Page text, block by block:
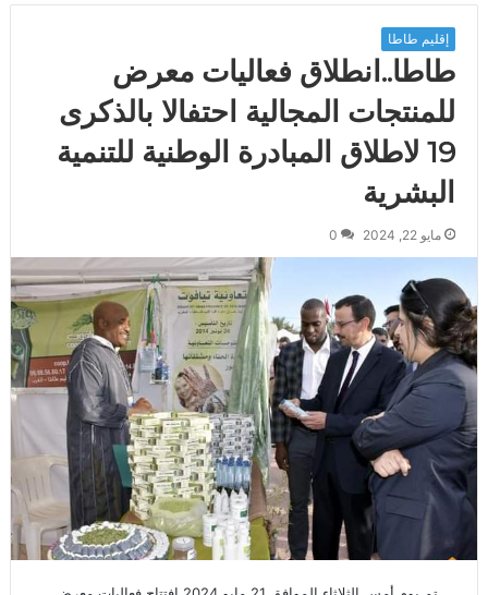
إقليم طاطا
طاطا..انطلاق فعاليات معرض
للمنتجات المجالية احتفالا بالذكرى
19 لاطلاق المبادرة الوطنية للتنمية
البشرية
مايو 22, 2024 0